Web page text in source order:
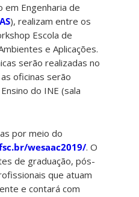
em Engenharia de
), realizam entre os
Escola de
e Aplicações.
serão realizadas no
oficinas serão
do INE (sala
por meio do
wesaac2019/. O
de graduação, pós-
que atuam
e contará com